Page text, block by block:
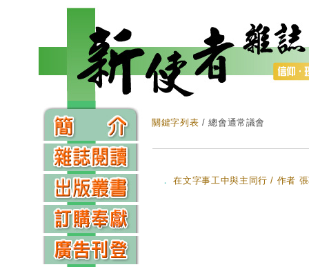
關鍵字列表 / 總會通常議會
．在文字事工中與主同行 / 作者